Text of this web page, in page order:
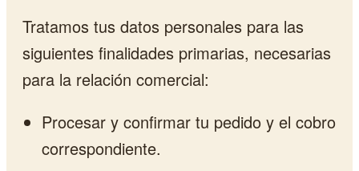
Tratamos tus datos personales para las
siguientes finalidades primarias, necesarias
para la relación comercial:
Procesar y confirmar tu pedido y el cobro
correspondiente.